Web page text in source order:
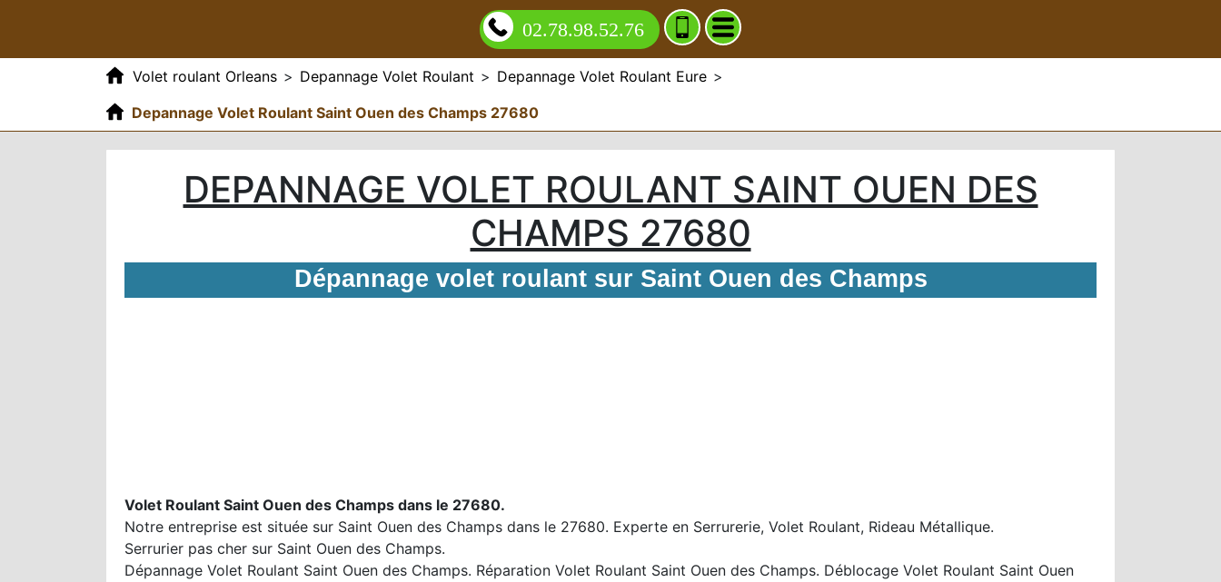
02.78.98.52.76
Volet roulant Orleans > Depannage Volet Roulant > Depannage Volet Roulant Eure >
Depannage Volet Roulant Saint Ouen des Champs 27680
DEPANNAGE VOLET ROULANT SAINT OUEN DES
CHAMPS 27680
Dépannage volet roulant sur Saint Ouen des Champs
Volet Roulant Saint Ouen des Champs dans le 27680.
Notre entreprise est située sur Saint Ouen des Champs dans le 27680. Experte en Serrurerie, Volet Roulant, Rideau Métallique.
Serrurier pas cher sur Saint Ouen des Champs.
Dépannage Volet Roulant Saint Ouen des Champs. Réparation Volet Roulant Saint Ouen des Champs. Déblocage Volet Roulant Saint Ouen